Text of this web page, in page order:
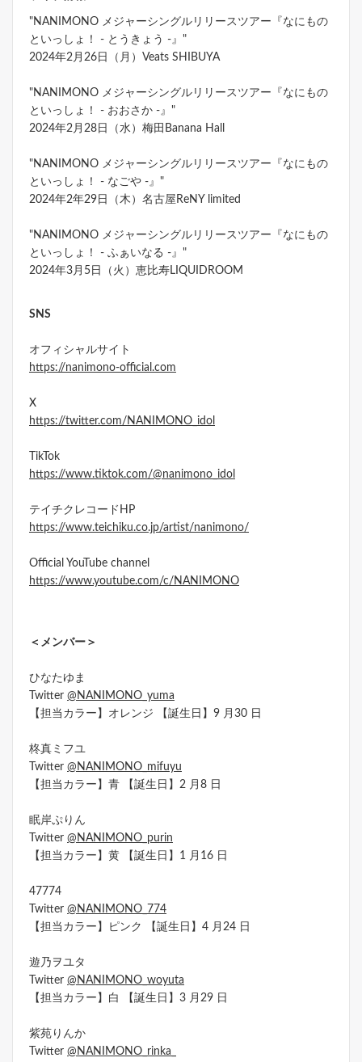
"NANIMONO メジャーシングルリリースツアー『なにもの
といっしょ！ - とうきょう -』"
2024年2月26日（月）Veats SHIBUYA
"NANIMONO メジャーシングルリリースツアー『なにもの
といっしょ！ - おおさか -』"
2024年2月28日（水）梅田Banana Hall
"NANIMONO メジャーシングルリリースツアー『なにもの
といっしょ！ - なごや -』"
2024年2年29日（木）名古屋ReNY limited
"NANIMONO メジャーシングルリリースツアー『なにもの
といっしょ！ - ふぁいなる -』"
2024年3月5日（火）恵比寿LIQUIDROOM
SNS
オフィシャルサイト
https://nanimono-official.com
X
https://twitter.com/NANIMONO_idol
TikTok
https://www.tiktok.com/@nanimono_idol
テイチクレコードHP
https://www.teichiku.co.jp/artist/nanimono/
Official YouTube channel
https://www.youtube.com/c/NANIMONO
＜メンバー＞
ひなたゆま
Twitter @NANIMONO_yuma
【担当カラー】オレンジ 【誕生日】9 月30 日
柊真ミフユ
Twitter @NANIMONO_mifuyu
【担当カラー】青 【誕生日】2 月8 日
眠岸ぷりん
Twitter @NANIMONO_purin
【担当カラー】黄 【誕生日】1 月16 日
47774
Twitter @NANIMONO_774
【担当カラー】ピンク 【誕生日】4 月24 日
遊乃ヲユタ
Twitter @NANIMONO_woyuta
【担当カラー】白 【誕生日】3 月29 日
紫苑りんか
Twitter @NANIMONO_rinka_